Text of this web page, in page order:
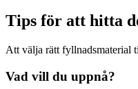
Tips för att hitta
Att välja rätt fyllnadsmaterial
Vad vill du uppnå?